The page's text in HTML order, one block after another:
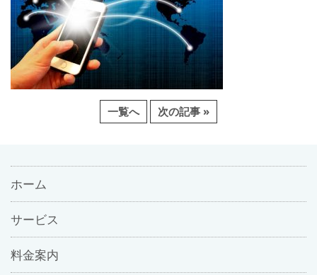
一覧へ 次の記事 »
ホーム
サービス
料金案内